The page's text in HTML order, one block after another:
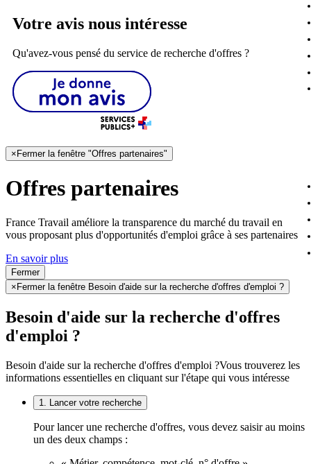
Votre avis nous intéresse
Qu'avez-vous pensé du service de recherche d'offres ?
× Fermer la fenêtre "Offres partenaires"
Offres partenaires
France Travail améliore la transparence du marché du travail en
vous proposant plus d'opportunités d'emploi grâce à ses partenaires
En savoir plus
Fermer
× Fermer la fenêtre Besoin d'aide sur la recherche d'offres d'emploi ?
Besoin d'aide sur la recherche d'offres
d'emploi ?
Besoin d'aide sur la recherche d'offres d'emploi ?Vous trouverez les
informations essentielles en cliquant sur l'étape qui vous intéresse
1. Lancer votre recherche
Pour lancer une recherche d'offres, vous devez saisir au moins
un des deux champs :